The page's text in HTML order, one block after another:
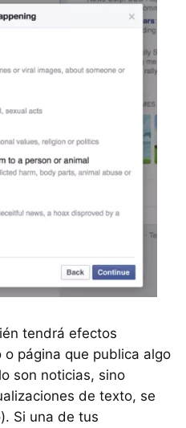
tendrá efectos
página que publica algo
son noticias, sino
de texto, se
Si una de tus